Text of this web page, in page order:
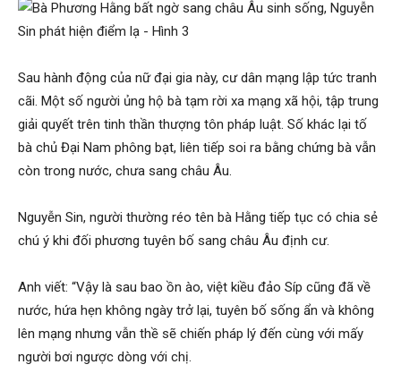
Sau hành động của nữ đại gia này, cư dân mạng lập tức tranh
cãi. Một số người ủng hộ bà tạm rời xa mạng xã hội, tập trung
giải quyết trên tinh thần thượng tôn pháp luật. Số khác lại tố
bà chủ Đại Nam phông bạt, liên tiếp soi ra bằng chứng bà vẫn
còn trong nước, chưa sang châu Âu.
Nguyễn Sin, người thường réo tên bà Hằng tiếp tục có chia sẻ
chú ý khi đối phương tuyên bố sang châu Âu định cư.
Anh viết: “Vậy là sau bao ồn ào, việt kiều đảo Síp cũng đã về
nước, hứa hẹn không ngày trở lại, tuyên bố sống ẩn và không
lên mạng nhưng vẫn thề sẽ chiến pháp lý đến cùng với mấy
người bơi ngược dòng với chị.